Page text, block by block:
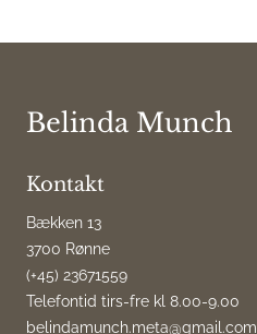
Belinda Munch
Kontakt
Bækken 13
3700 Rønne
(+45) 23671559
Telefontid tirs-fre kl 8.00-9.00
belindamunch.meta@gmail.com